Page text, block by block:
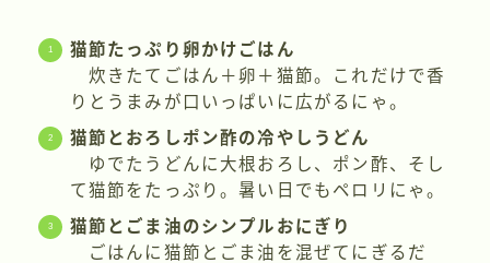
猫節たっぷり卵かけごはん
炊きたてごはん＋卵＋猫節。これだけで香
りとうまみが口いっぱいに広がるにゃ。
猫節とおろしポン酢の冷やしうどん
ゆでたうどんに大根おろし、ポン酢、そし
て猫節をたっぷり。暑い日でもペロリにゃ。
猫節とごま油のシンプルおにぎり
ごはんに猫節とごま油を混ぜてにぎるだ